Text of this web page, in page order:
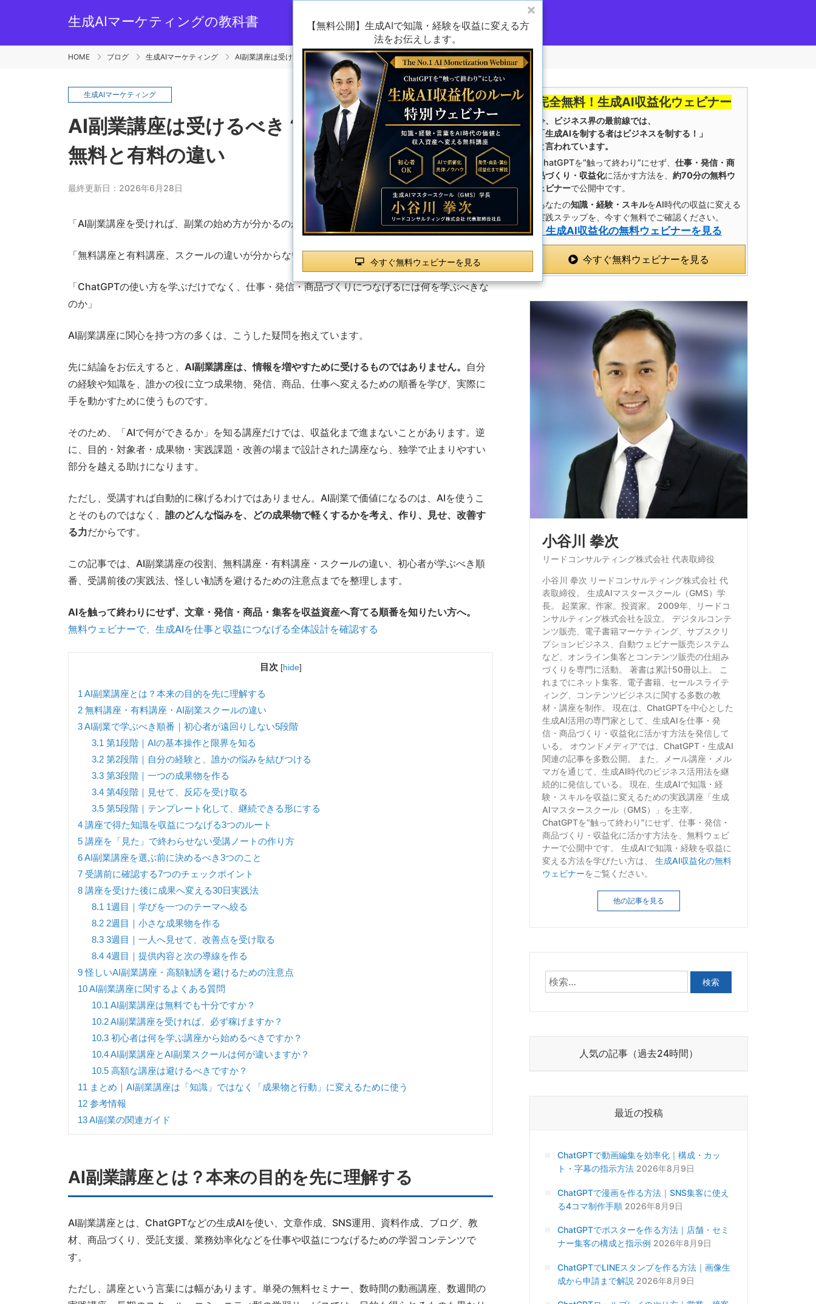
生成AIマーケティングの教科書
HOME ブログ 生成AIマーケティング AI副業講座は受けるべき？初心者が学ぶ順番・無料と有料の違い
【無料公開】生成AIで知識・経験を収益に変える方
法をお伝えします。
今すぐ無料ウェビナーを見る
生成AIマーケティング
AI副業講座は受けるべき？初心者が学ぶ順番・
無料と有料の違い
最終更新日：2026年6月28日 0 views
「AI副業講座を受ければ、副業の始め方が分かるのか」
「無料講座と有料講座、スクールの違いが分からない。何を基準に選べばよいのか」
「ChatGPTの使い方を学ぶだけでなく、仕事・発信・商品づくりにつなげるには何を学ぶべきな
のか」
AI副業講座に関心を持つ方の多くは、こうした疑問を抱えています。
先に結論をお伝えすると、 AI副業講座は、情報を増やすために受けるものではありません。 自分
の経験や知識を、誰かの役に立つ成果物、発信、商品、仕事へ変えるための順番を学び、実際に
手を動かすために使うものです。
そのため、「AIで何ができるか」を知る講座だけでは、収益化まで進まないことがあります。逆
に、目的・対象者・成果物・実践課題・改善の場まで設計された講座なら、独学で止まりやすい
部分を越える助けになります。
ただし、受講すれば自動的に稼げるわけではありません。AI副業で価値になるのは、AIを使うこ
とそのものではなく、 誰のどんな悩みを、どの成果物で軽くするかを考え、作り、見せ、改善す
る力だからです。
この記事では、AI副業講座の役割、無料講座・有料講座・スクールの違い、初心者が学ぶべき順
番、受講前後の実践法、怪しい勧誘を避けるための注意点までを整理します。
AIを触って終わりにせず、文章・発信・商品・集客を収益資産へ育てる順番を知りたい方へ。
無料ウェビナーで、生成AIを仕事と収益につなげる全体設計を確認する
目次 [hide]
1 AI副業講座とは？本来の目的を先に理解する
2 無料講座・有料講座・AI副業スクールの違い
3AI副業で学ぶべき順番｜初心者が遠回りしない5段階
3.1 第1段階｜AIの基本操作と限界を知る
3.2第2段階｜自分の経験と、誰かの悩みを結びつける
3.3第3段階｜一つの成果物を作る
3.4第4段階｜見せて、反応を受け取る
3.5第5段階｜テンプレート化して、継続できる形にする
4 講座で得た知識を収益につなげる3つのルート
5 講座を「見た」で終わらせない受講ノートの作り方
6AI副業講座を選ぶ前に決めるべき3つのこと
7 受講前に確認する7つのチェックポイント
8 講座を受けた後に成果へ変える30日実践法
8.1 1週目｜学びを一つのテーマへ絞る
8.22週目｜小さな成果物を作る
8.33週目｜一人へ見せて、改善点を受け取る
8.44週目｜提供内容と次の導線を作る
9怪しいAI副業講座・高額勧誘を避けるための注意点
10AI副業講座に関するよくある質問
10.1 AI副業講座は無料でも十分ですか？
10.2AI副業講座を受ければ、必ず稼げますか？
10.3初心者は何を学ぶ講座から始めるべきですか？
10.4AI副業講座とAI副業スクールは何が違いますか？
10.5高額な講座は避けるべきですか？
11 まとめ｜AI副業講座は「知識」ではなく「成果物と行動」に変えるために使う
12 参考情報
13AI副業の関連ガイド
AI副業講座とは？本来の目的を先に理解する
AI副業講座とは、ChatGPTなどの生成AIを使い、文章作成、SNS運用、資料作成、ブログ、教
材、商品づくり、受託支援、業務効率化などを仕事や収益につなげるための学習コンテンツで
す。
ただし、講座という言葉には幅があります。単発の無料セミナー、数時間の動画講座、数週間の
完全無料！生成AI収益化ウェビナー
今、ビジネス界の最前線では、
「生成AIを制する者はビジネスを制する！」
と言われています。
ChatGPTを“触って終わり”にせず、 仕事・発信・商
品づくり・収益化に活かす方法を、 約70分の無料ウ
ェビナーで公開中です。
あなたの知識・経験・スキルをAI時代の収益に変える
実践ステップを、今すぐ無料でご確認ください。
» 生成AI収益化の無料ウェビナーを見る
今すぐ無料ウェビナーを見る
小谷川 拳次
リードコンサルティング株式会社 代表取締役
小谷川 拳次 リードコンサルティング株式会社 代
表取締役。 生成AIマスタースクール（GMS）学
長。 起業家。作家。投資家。 2009年、リードコ
ンサルティング株式会社を設立。 デジタルコンテ
ンツ販売、電子書籍マーケティング、サブスクリ
プションビジネス、自動ウェビナー販売システム
など、オンライン集客とコンテンツ販売の仕組み
づくりを専門に活動。 著書は累計50冊以上。 こ
れまでにネット集客、電子書籍、セールスライテ
ィング、コンテンツビジネスに関する多数の教
材・講座を制作。 現在は、ChatGPTを中心とした
生成AI活用の専門家として、生成AIを仕事・発
信・商品づくり・収益化に活かす方法を発信して
いる。 オウンドメディアでは、ChatGPT・生成AI
関連の記事を多数公開。 また、メール講座・メル
マガを通じて、生成AI時代のビジネス活用法を継
続的に発信している。 現在、生成AIで知識・経
験・スキルを収益に変えるための実践講座「生成
AIマスタースクール（GMS）」を主宰。
ChatGPTを“触って終わり”にせず、仕事・発信・
商品づくり・収益化に活かす方法を、無料ウェビ
ナーで公開中です。 生成AIで知識・経験を収益に
変える方法を学びたい方は、 生成AI収益化の無料
ウェビナーをご覧ください。
他の記事を見る
人気の記事（過去24時間）
最近の投稿
ChatGPTで動画編集を効率化｜構成・カッ
ト・字幕の指示方法 2026年8月9日
ChatGPTで漫画を作る方法｜SNS集客に使え
る4コマ制作手順 2026年8月9日
ChatGPTでポスターを作る方法｜店舗・セミ
ナー集客の構成と指示例 2026年8月9日
ChatGPTでLINEスタンプを作る方法｜画像生
成から申請まで解説 2026年8月9日